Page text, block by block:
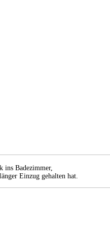
ins Badezimmer,
Einzug gehalten hat.